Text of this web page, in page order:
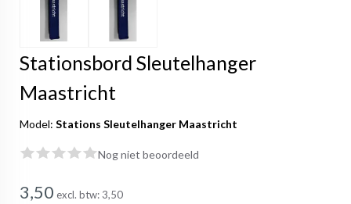
Stationsbord Sleutelhanger
Maastricht
Model: Stations Sleutelhanger Maastricht
Nog niet beoordeeld
3,50 excl. btw: 3,50